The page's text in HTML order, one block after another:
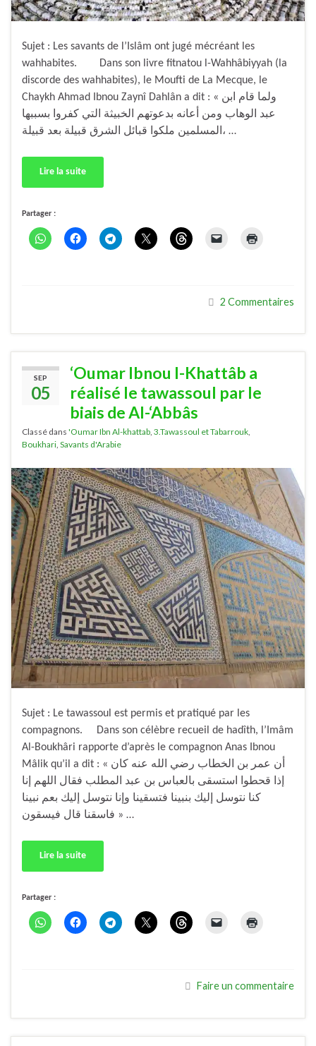
Sujet : Les savants de l’Islâm ont jugé mécréant les
wahhabites. Dans son livre fitnatou l-Wahhâbiyyah (la
discorde des wahhabites), le Moufti de La Mecque, le
Chaykh Ahmad Ibnou Zaynî Dahlân a dit : « ولما قام ابن
عبد الوهاب ومن أعانه بدعوتهم الخبيثة التي كفروا بسببها
المسلمين ملكوا قبائل الشرق قبيلة بعد قبيلة، …
Lire la suite
Partager :
2 Commentaires
SEP
05
‘Oumar Ibnou l-Khattâb a
réalisé le tawassoul par le
biais de Al-‘Abbâs
Classé dans 'Oumar Ibn Al-khattab, 3.Tawassoul et Tabarrouk,
Boukhari, Savants d'Arabie
Sujet : Le tawassoul est permis et pratiqué par les
compagnons. Dans son célèbre recueil de hadîth, l’Imâm
Al-Boukhâri rapporte d’après le compagnon Anas Ibnou
Mâlik qu’il a dit : « أن عمر بن الخطاب رضي الله عنه كان
إذا قحطوا استسقى بالعباس بن عبد المطلب فقال اللهم إنا
كنا نتوسل إليك بنبينا فتسقينا وإنا نتوسل إليك بعم نبينا
فاسقنا قال فيسقون » …
Lire la suite
Partager :
Faire un commentaire